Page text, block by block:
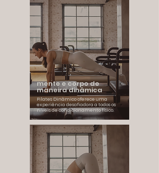
mente e corpo de
maneira dinâmica
Pilates Dinâmico oferece uma
experiência desafiadora a todos os
níveis de condicionamento físico.